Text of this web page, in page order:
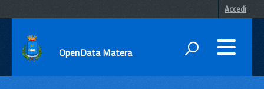
Accedi
OpenData Matera